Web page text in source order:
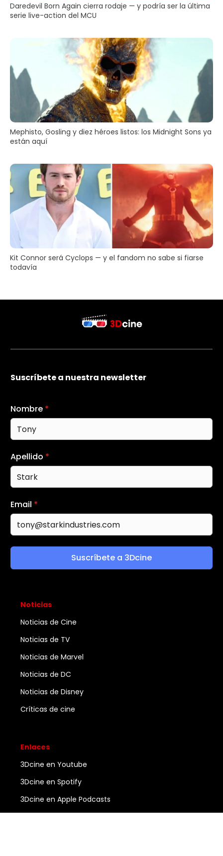
Daredevil Born Again cierra rodaje — y podría ser la última
serie live-action del MCU
Mephisto, Gosling y diez héroes listos: los Midnight Sons ya
están aquí
Kit Connor será Cyclops — y el fandom no sabe si fiarse
todavía
Suscríbete a nuestra newsletter
Nombre *
Apellido *
Email *
Suscríbete a 3Dcine
Noticias
Noticias de Cine
Noticias de TV
Noticias de Marvel
Noticias de DC
Noticias de Disney
Críticas de cine
Enlaces
3Dcine en Youtube
3Dcine en Spotify
3Dcine en Apple Podcasts